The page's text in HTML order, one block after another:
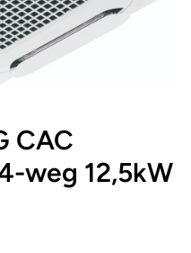
CAC
weg 12,5kW